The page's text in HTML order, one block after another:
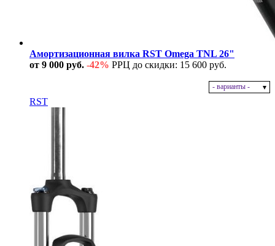
Амортизационная вилка RST Omega TNL 26"
от 9 000 руб. -42% РРЦ до скидки: 15 600 руб.
- варианты -
RST